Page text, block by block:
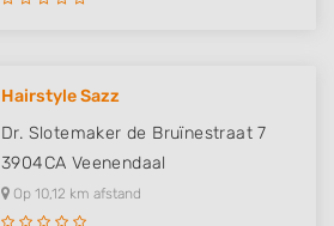
Hairstyle Sazz
Dr. Slotemaker de Bruïnestraat 7
3904CA Veenendaal
Op 10,12 km afstand